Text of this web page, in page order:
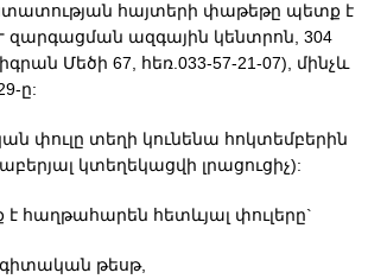
հայտերի փաթեթը պետք է
զարգացման ազգային կենտրոն, 304
Մեծի 67, հեռ.033-57-21-07), մինչև
ը:
փուլը տեղի կունենա հոկտեմբերին
կտեղեկացվի լրացուցիչ):
հաղթահարեն հետևյալ փուլերը`
թեսթ,